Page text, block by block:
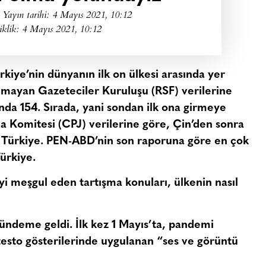
Yayın tarihi: 4 Mayıs 2021, 10:12
4 Mayıs 2021, 10:12
dünyanın ilk on ülkesi arasında yer
Gazeteciler Kuruluşu (RSF) verilerine
154. Sırada, yani sondan ilk ona girmeye
Komitesi (CPJ) verilerine göre, Çin’den sonra
PEN-ABD’nin son raporuna göre en çok
meşgul eden tartışma konuları, ülkenin nasıl
geldi. İlk kez 1 Mayıs’ta, pandemi
gösterilerinde uygulanan “ses ve görüntü